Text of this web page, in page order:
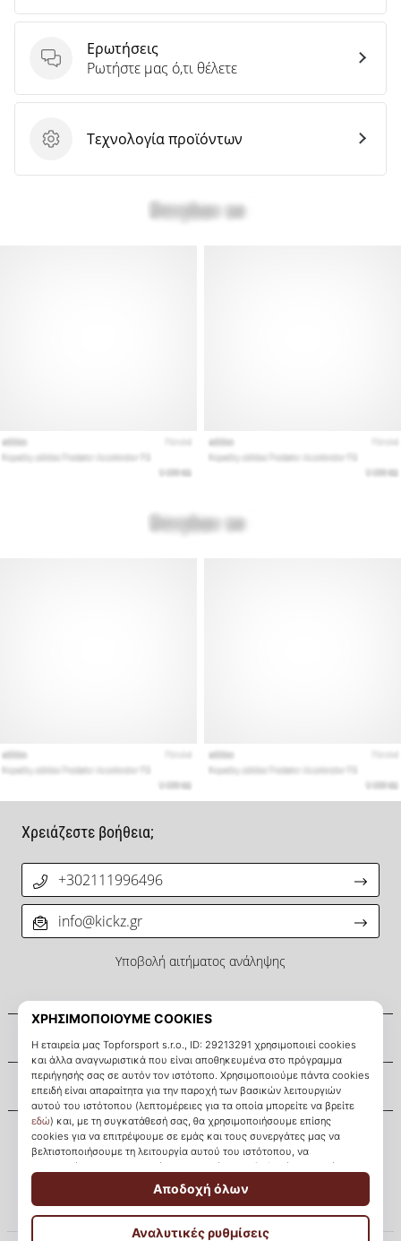
Ερωτήσεις
Ερωτήσεις
Ρωτήστε μας ό,τι θέλετε
Τεχνολογία προϊόντων
Τεχνολογία προϊόντων
KICKZ.gr
Σχετικά μ' εμάς
Εξυπηρέτηση πελατών
Χρειάζεστε βοήθεια;
+302111996496
info@kickz.gr
Υποβολή αιτήματος ανάληψης